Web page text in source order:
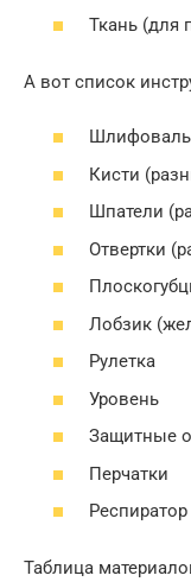
Ткань (для
А вот список
Кисти
Шпатели
Отвертки
Лобзик
Рулетка
Уровень
Защитные
Перчатки
Респиратор
Таблица